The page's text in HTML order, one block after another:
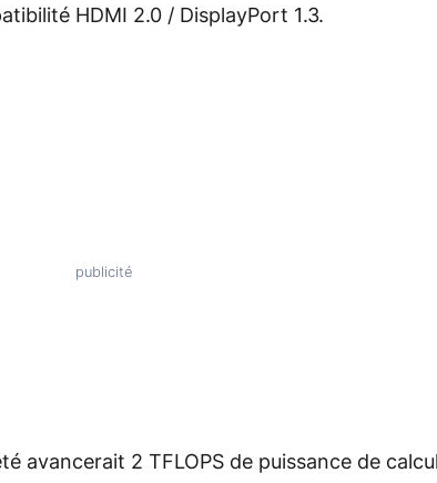
HDMI 2.0 / DisplayPort 1.3.
avancerait 2 TFLOPS de puissance de calcul